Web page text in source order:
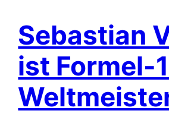
Sebastian
ist Formel-